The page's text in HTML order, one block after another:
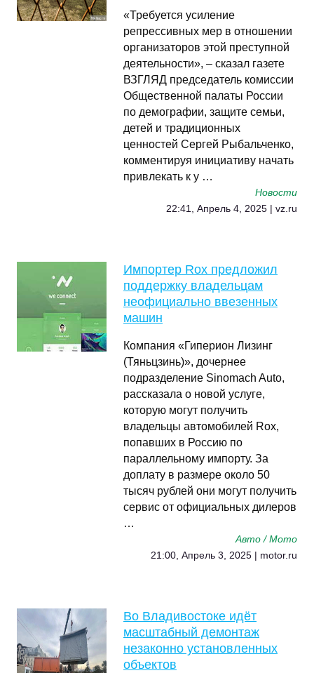
«Требуется усиление
репрессивных мер в отношении
организаторов этой преступной
деятельности», – сказал газете
ВЗГЛЯД председатель комиссии
Общественной палаты России
по демографии, защите семьи,
детей и традиционных
ценностей Сергей Рыбальченко,
комментируя инициативу начать
привлекать к у …
Новости
22:41, Апрель 4, 2025 | vz.ru
Импортер Rox предложил
поддержку владельцам
неофициально ввезенных
машин
Компания «Гиперион Лизинг
(Тяньцзинь)», дочернее
подразделение Sinomach Auto,
рассказала о новой услуге,
которую могут получить
владельцы автомобилей Rox,
попавших в Россию по
параллельному импорту. За
доплату в размере около 50
тысяч рублей они могут получить
сервис от официальных дилеров
…
Авто / Мото
21:00, Апрель 3, 2025 | motor.ru
Во Владивостоке идёт
масштабный демонтаж
незаконно установленных
объектов